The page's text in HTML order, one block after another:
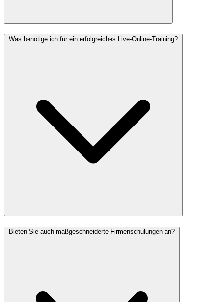
Was benötige ich für ein erfolgreiches Live-Online-Training?
Bieten Sie auch maßgeschneiderte Firmenschulungen an?